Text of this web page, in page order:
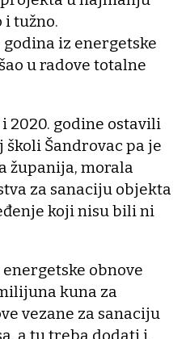
tužno.
godina iz energetske
u radove totalne
2020. godine ostavili
školi Šandrovac pa je
županija, morala
za sanaciju objekta
koji nisu bili ni
obnove
kuna za
vezane za sanaciju